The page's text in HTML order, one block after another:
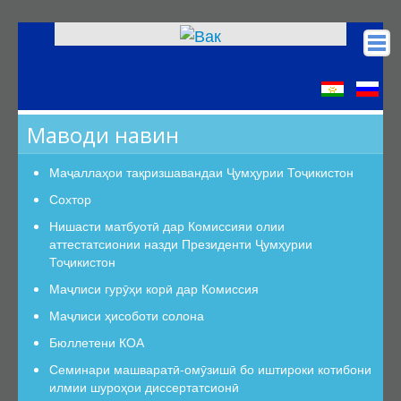
КОА
Низомномаҳо
Шуъбаи аттестатсионӣ
Шуъбаҳои аттестатсионии илмӣ
Дастурамалҳои вазифавии кормандони шуъба
Раёсат
Аъзои Раёсат
Маводи навин
Маҷаллаҳои тақризшавандаи Ҷумҳурии Тоҷикистон
Сохтор
Нишасти матбуотӣ дар Комиссияи олии
аттестатсионии назди Президенти Ҷумҳурии
Тоҷикистон
Маҷлиси гурӯҳи корӣ дар Комиссия
Маҷлиси ҳисоботи солона
Бюллетени КОА
Семинари машваратӣ-омӯзишӣ бо иштироки котибони
илмии шуроҳои диссертатсионӣ